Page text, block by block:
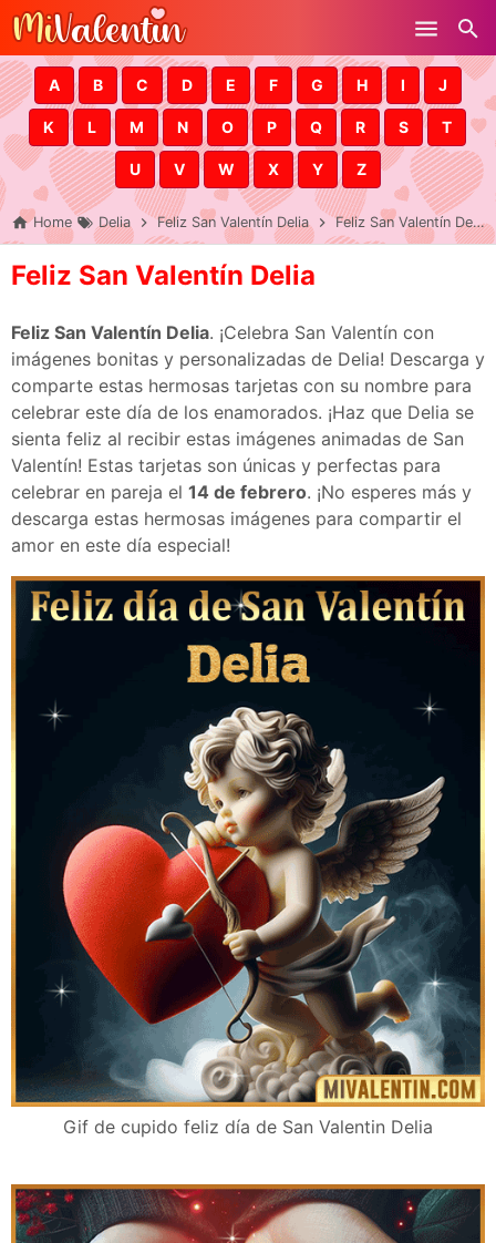
Skip to main content
A B C D E F G H I J
K L M N O P Q R S T
U V W X Y Z
Home Delia Feliz San Valentín Delia Feliz San Valentín Delia
Feliz San Valentín Delia
Feliz San Valentín Delia. ¡Celebra San Valentín con
imágenes bonitas y personalizadas de Delia! Descarga y
comparte estas hermosas tarjetas con su nombre para
celebrar este día de los enamorados. ¡Haz que Delia se
sienta feliz al recibir estas imágenes animadas de San
Valentín! Estas tarjetas son únicas y perfectas para
celebrar en pareja el 14 de febrero. ¡No esperes más y
descarga estas hermosas imágenes para compartir el
amor en este día especial!
Gif de cupido feliz día de San Valentin Delia